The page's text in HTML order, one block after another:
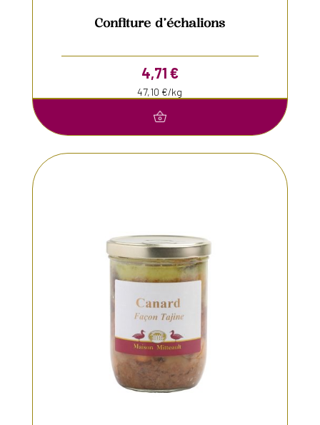
Confiture d’échalions
4,71 €
47,10 €/kg